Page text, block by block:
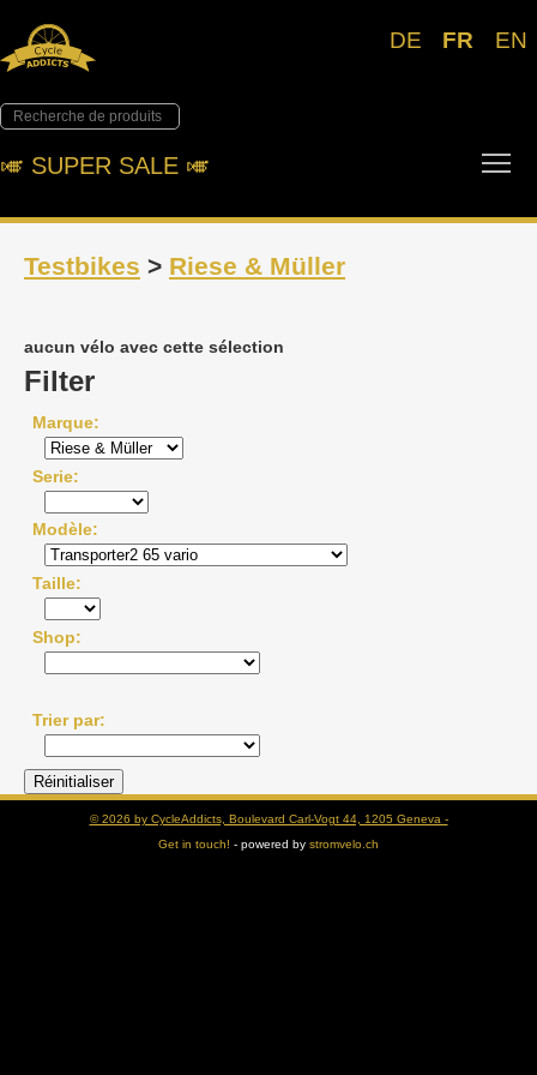
DE FR EN
🎺︎ SUPER SALE 🎺︎
Testbikes > Riese & Müller
aucun vélo avec cette sélection
Filter
Marque
Serie
Modèle
Taille
Shop
Trier par
© 2026 by CycleAddicts, Boulevard Carl-Vogt 44, 1205 Geneva -
Get in touch! - powered by stromvelo.ch